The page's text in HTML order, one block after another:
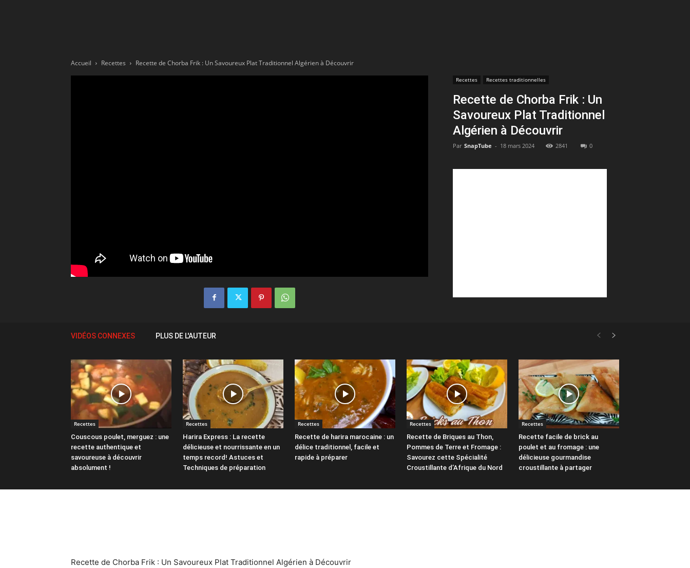
par
Accueil Recettes Recette de Chorba Frik : Un Savoureux Plat Traditionnel Algérien à Découvrir
Recettes Recettes traditionnelles
Recette de Chorba Frik : Un
Savoureux Plat Traditionnel
Algérien à Découvrir
Par SnapTube - 18 mars 2024 2841 0
VIDÉOS CONNEXES PLUS DE L'AUTEUR
Recettes
Couscous poulet, merguez : une
recette authentique et
savoureuse à découvrir
absolument !
Recettes
Harira Express : La recette
délicieuse et nourrissante en un
temps record! Astuces et
Techniques de préparation
Recettes
Recette de harira marocaine : un
délice traditionnel, facile et
rapide à préparer
Recettes
Recette de Briques au Thon,
Pommes de Terre et Fromage :
Savourez cette Spécialité
Croustillante d’Afrique du Nord
Recettes
Recette facile de brick au
poulet et au fromage : une
délicieuse gourmandise
croustillante à partager
Recette de Chorba Frik : Un Savoureux Plat Traditionnel Algérien à Découvrir